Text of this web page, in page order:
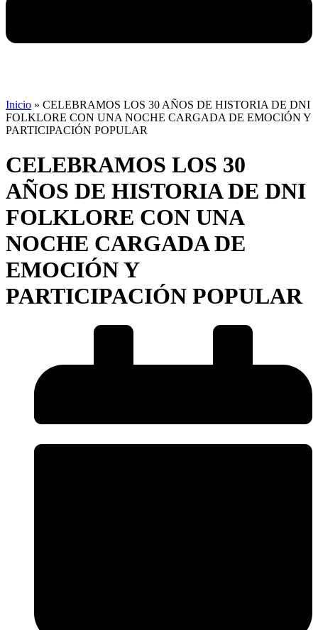
Inicio » CELEBRAMOS LOS 30 AÑOS DE HISTORIA DE DNI
FOLKLORE CON UNA NOCHE CARGADA DE EMOCIÓN Y
PARTICIPACIÓN POPULAR
CELEBRAMOS LOS 30
AÑOS DE HISTORIA DE DNI
FOLKLORE CON UNA
NOCHE CARGADA DE
EMOCIÓN Y
PARTICIPACIÓN POPULAR